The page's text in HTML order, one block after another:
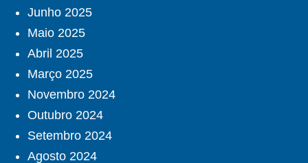
Junho 2025
Maio 2025
Abril 2025
Março 2025
Novembro 2024
Outubro 2024
Setembro 2024
Agosto 2024